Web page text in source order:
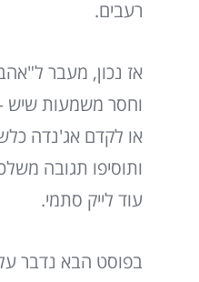
רעבים.
אז נכון, מעבר
וחסר משמעות שיש
ותוסיפו תגובה
עוד לייק סתמי.
בפוסט הבא נדבר על